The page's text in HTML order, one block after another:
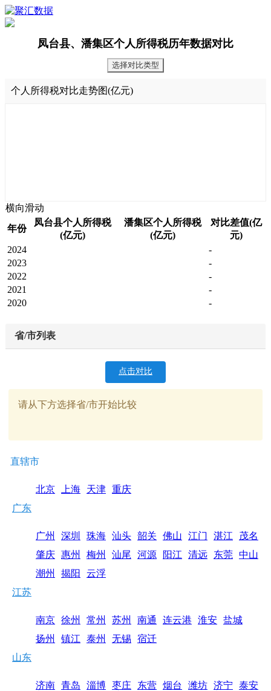
凤台县、潘集区个人所得税历年数据对比
选择对比类型
个人所得税对比走势图(亿元)
横向滑动
年份
凤台县个人所得税
(亿元)
潘集区个人所得税
(亿元)
对比差值(亿
元)
2024
-
2023
-
2022
-
2021
-
2020
-
省/市列表
点击对比
请从下方选择省/市开始比较
直辖市
北京 上海 天津 重庆
广东
广州 深圳 珠海 汕头 韶关 佛山 江门 湛江
茂名
肇庆 惠州 梅州 汕尾 河源 阳江 清远 东莞 中山
潮州
揭阳
云浮
江苏
南京 徐州 常州 苏州 南通 连云港 淮安 盐城
扬州
镇江 泰州 无锡
宿迁
山东
济南 青岛 淄博 枣庄 东营 烟台 潍坊 济宁 泰安